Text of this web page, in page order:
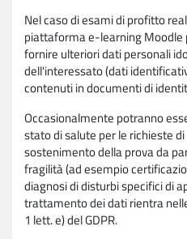
Nel caso di esami di profitto
piattaforma e-learning Moodle
fornire ulteriori dati personali
dell'interessato (dati
contenuti in documenti di
Occasionalmente potranno
stato di salute per le richieste
sostenimento della prova da
fragilità (ad esempio
diagnosi di disturbi specifici di
trattamento dei dati rientra
1 lett. e) del GDPR.